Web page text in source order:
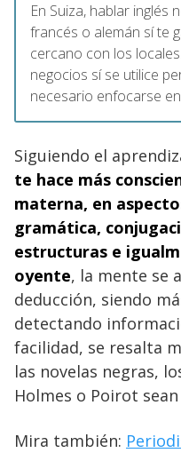
En Suiza, hablar inglés
francés o alemán sí te
cercano con los
negocios sí se utilice
necesario enfocarse
Siguiendo el
te hace más
materna, en
gramática,
estructuras e
oyente, la mente se
deducción, siendo
detectando
facilidad, se resalta
las novelas negras,
Holmes o Poirot
Mira también: